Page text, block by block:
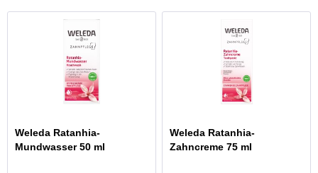
Weleda Ratanhia-
Mundwasser 50 ml
Weleda Ratanhia-
Zahncreme 75 ml